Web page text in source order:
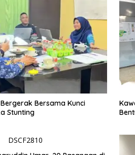
Bersama Kunci
Stunting